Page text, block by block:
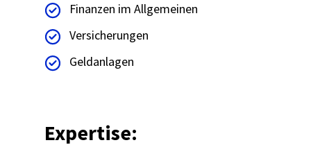
Finanzen im Allgemeinen
Versicherungen
Geldanlagen
Expertise: